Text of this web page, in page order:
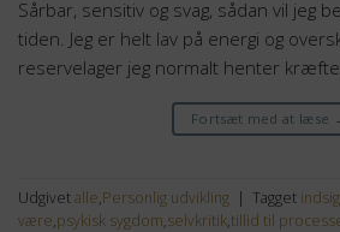
Sårbar, sensitiv og svag, sådan vil jeg
tiden. Jeg er helt lav på energi og
reservelager jeg normalt henter
Fortsæt med at læse
Udgivetalle,Personlig udvikling | Tagget
være,psykisk sygdom,selvkritik,tillid til